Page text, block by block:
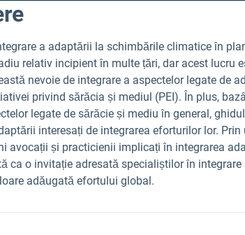
a adaptării la schimbările climatice în
relativ incipient în multe țări, dar acest lucru
nevoie de integrare a aspectelor legate de
privind sărăcia și mediul (PEI). În plus,
legate de sărăcie și mediu în general,
interesați de integrarea eforturilor lor.
avocații și practicienii implicați în integrarea
ca o invitație adresată specialiștilor în
adăugată efortului global.